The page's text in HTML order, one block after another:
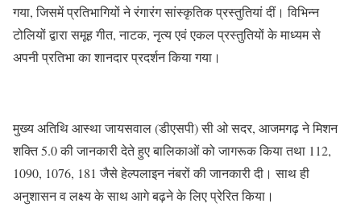
गया, जिसमें प्रतिभागियों ने रंगारंग सांस्कृतिक प्रस्तुतियां दीं। विभिन्न
टोलियों द्वारा समूह गीत, नाटक, नृत्य एवं एकल प्रस्तुतियों के माध्यम से
अपनी प्रतिभा का शानदार प्रदर्शन किया गया।
मुख्य अतिथि आस्था जायसवाल (डीएसपी) सी ओ सदर, आजमगढ़ ने मिशन
शक्ति 5.0 की जानकारी देते हुए बालिकाओं को जागरूक किया तथा 112,
1090, 1076, 181 जैसे हेल्पलाइन नंबरों की जानकारी दी। साथ ही
अनुशासन व लक्ष्य के साथ आगे बढ़ने के लिए प्रेरित किया।